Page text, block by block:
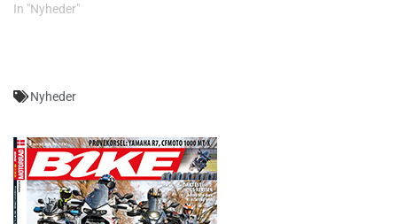
In "Nyheder"
Nyheder